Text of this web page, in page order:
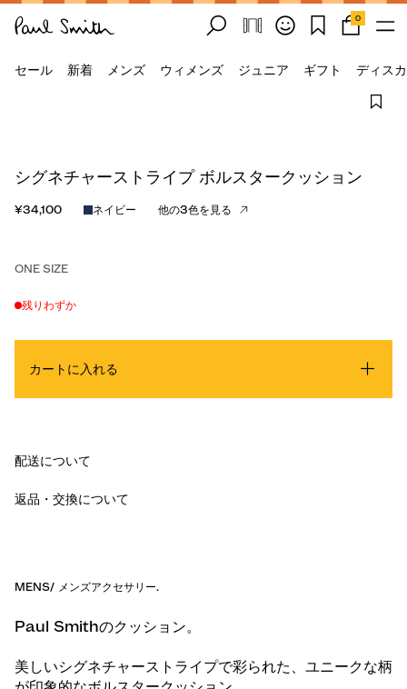
0
セール 新着 メンズ ウィメンズ ジュニア ギフト ディス
シグネチャーストライプ ボルスタークッション
¥34,100 ネイビー 他の3色を見る
ONE SIZE
残りわずか
カートに入れる
配送について
返品・交換について
MENS/ メンズアクセサリー.
Paul Smithのクッション。
美しいシグネチャーストライプで彩られた、ユニークな柄